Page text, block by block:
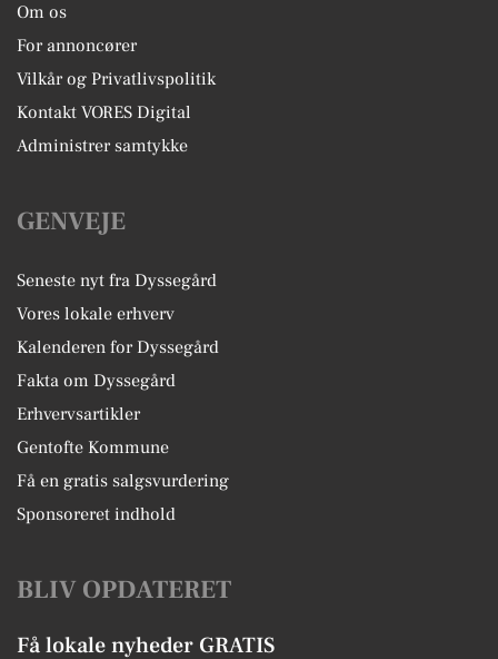
Om os
For annoncører
Vilkår og Privatlivspolitik
Kontakt VORES Digital
Administrer samtykke
GENVEJE
Seneste nyt fra Dyssegård
Vores lokale erhverv
Kalenderen for Dyssegård
Fakta om Dyssegård
Erhvervsartikler
Gentofte Kommune
Få en gratis salgsvurdering
Sponsoreret indhold
BLIV OPDATERET
Få lokale nyheder GRATIS